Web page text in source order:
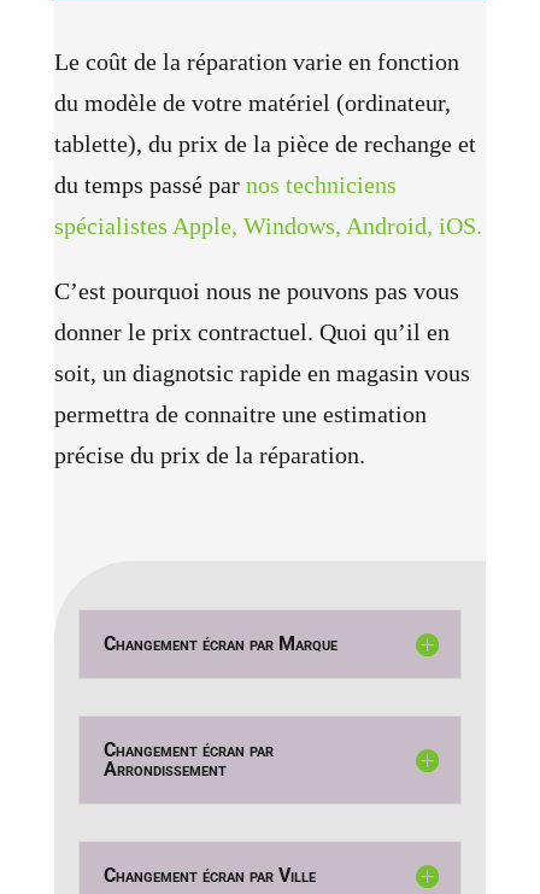
Le coût de la réparation varie en fonction
du modèle de votre matériel (ordinateur,
tablette), du prix de la pièce de rechange et
du temps passé par nos techniciens
spécialistes Apple, Windows, Android, iOS.
C’est pourquoi nous ne pouvons pas vous
donner le prix contractuel. Quoi qu’il en
soit, un diagnotsic rapide en magasin vous
permettra de connaitre une estimation
précise du prix de la réparation.
Changement écran par Marque
Changement écran par
Arrondissement
Changement écran par Ville